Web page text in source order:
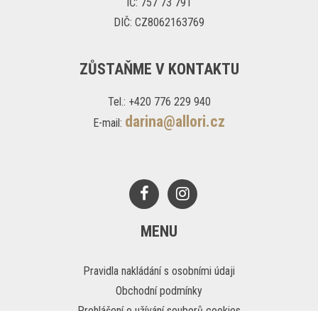
DIČ: CZ8062163769
ZŮSTAŇME V KONTAKTU
Tel.: +420 776 229 940
E-mail: darina@allori.cz
MENU
Pravidla nakládání s osobními údaji
Obchodní podmínky